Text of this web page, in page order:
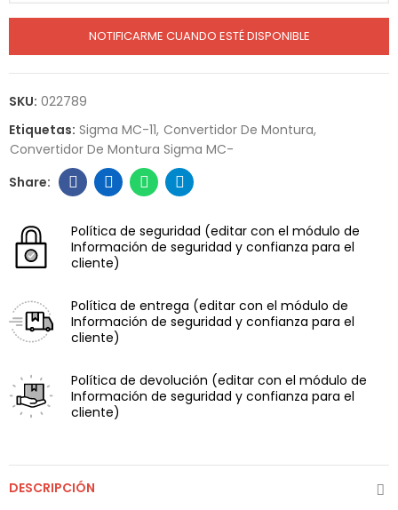
NOTIFICARME CUANDO ESTÉ DISPONIBLE
SKU: 022789
Etiquetas: Sigma MC-11 Convertidor De Montura
Convertidor De Montura Sigma MC-
Política de seguridad (editar con el módulo de
Información de seguridad y confianza para el
cliente)
Política de entrega (editar con el módulo de
Información de seguridad y confianza para el
cliente)
Política de devolución (editar con el módulo de
Información de seguridad y confianza para el
cliente)
DESCRIPCIÓN